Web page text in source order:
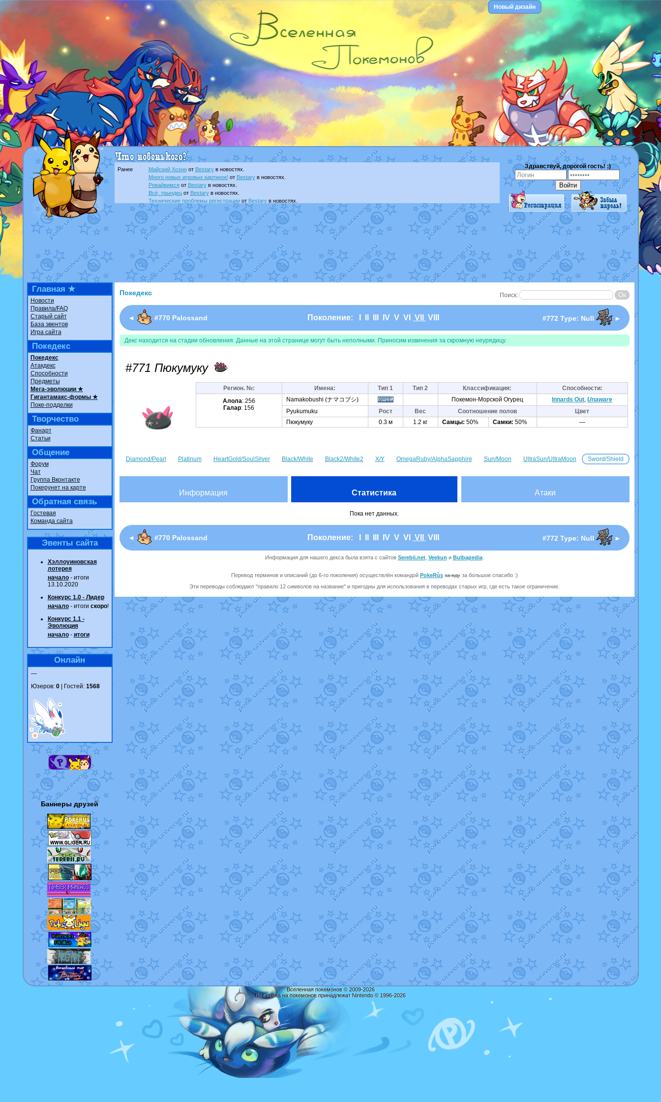
Новый дизайн
Ранее Майский Хоэннот Bestaryв новостях.
Много новых игровых картинок! от Bestaryв новостях.
Ревайвимсяот Bestaryв новостях.
Всё, трындецот Bestaryв новостях.
Технические проблемы регистрацииот Bestaryв новостях.
доброе утро славянеот Dakkuв фанарте.
Йолда и МимикьюотMavisNyanCat
в фанарте.
Недовольный котомангуст
отRandomon
в фанарте.
The Dark Wishmakerот Randomon
в фанарте.
в фанарте.
ilovearceus
Raging Boltот GraceDaFox
в фанарте.
Shadow mismagiusот
в фанарте.
художник
отvicavica в фанарте.
Здравствуй, дорогой гость! :)
Главная ★
Новости
Правила/FAQ
Старый сайт
База эвентов
Игра сайта
Покедекс
Покедекс
Атакдекс
Способности
Предметы
Мега-эволюции ★
Гигантамакс-формы ★
Поке-подделки
Творчество
Фанарт
Статьи
Общение
Форум
Чат
Группа Вконтакте
Покерунет на карте
Обратная связь
Гостевая
Команда сайта
Эвенты сайта
Хэллоуиновская
лотерея
начало- итоги
13.10.2020
Конкурс 1.0 - Лидер
начало- итоги скоро!
Конкурс 1.1 -
Эволюция
начало- итоги
Онлайн
—
Юзеров: 0| Гостей: 1568
Баннеры друзей
Поиск:
Покедекс
◄ #770 Palossand Поколение: IV V VI VII VIII #772 Type: Null ►
Декс находится на стадии обновления. Данные на этой странице могут быть неполными. Приносим извинения за скромную неурядицу.
#771 Пюкумуку
Регион. №: Имена: Тип 1 Тип 2 Классификация:
Способности:
Алола: 256
Галар: 156
Namakobushi (ナマコブシ) Покемон-Морской Огурец Innards Out, Unaware
Pyukumuku
Рост Вес Соотношение полов
Цвет
Пюкумуку
0.3 м 1.2 кг Самцы: 50% Самки: 50% —
Diamond/Pearl Platinum HeartGold/SoulSilver Black/White Black2/White2 X/Y OmegaRuby/AlphaSapphire Sun/Moon UltraSun/UltraMoon Sword/Shield
Информация Статистика Атаки
Пока нет данных.
◄ #770 Palossand Поколение: IV V VI VII VIII #772 Type: Null ►
Информация для нашего декса была взята с сайтов Serebii.net, Veekun и Bulbapedia.
Перевод терминов и описаний (до 6-го поколения) осуществлён командой PokeRùs за едуза большое спасибо :)
Эти переводы соблюдают "правило 12 символов на название" и пригодны для использования в переводах старых игр, где есть такое ограничение.
Вселенная покемонов © 2009-2026
Все права на покемонов принадлежат Nintendo © 1996-2026